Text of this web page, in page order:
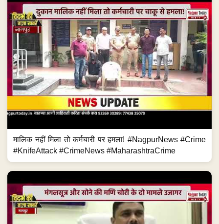
मालिक नहीं मिला तो कर्मचारी पर हमला! #NagpurNews #Crime
#KnifeAttack #CrimeNews #MaharashtraCrime